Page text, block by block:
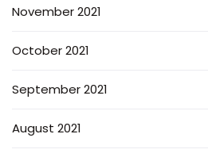
November 2021
October 2021
September 2021
August 2021